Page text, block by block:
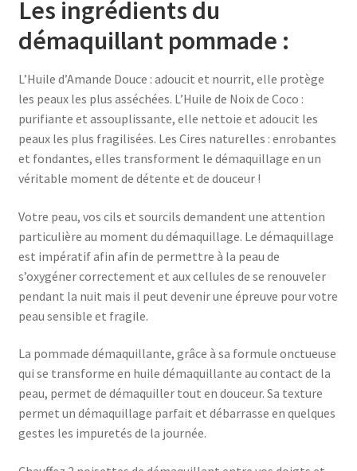
Les ingrédients du
démaquillant pommade :
L’Huile d’Amande Douce : adoucit et nourrit, elle protège
les peaux les plus asséchées. L’Huile de Noix de Coco :
purifiante et assouplissante, elle nettoie et adoucit les
peaux les plus fragilisées. Les Cires naturelles : enrobantes
et fondantes, elles transforment le démaquillage en un
véritable moment de détente et de douceur !
Votre peau, vos cils et sourcils demandent une attention
particulière au moment du démaquillage. Le démaquillage
est impératif afin afin de permettre à la peau de
s’oxygéner correctement et aux cellules de se renouveler
pendant la nuit mais il peut devenir une épreuve pour votre
peau sensible et fragile.
La pommade démaquillante, grâce à sa formule onctueuse
qui se transforme en huile démaquillante au contact de la
peau, permet de démaquiller tout en douceur. Sa texture
permet un démaquillage parfait et débarrasse en quelques
gestes les impuretés de la journée.